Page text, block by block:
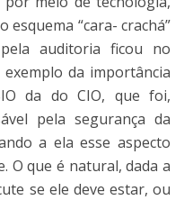
“cara- crachá”
auditoria ficou no
da importância
da do CIO, que foi,
pela segurança da
a ela esse aspecto
O que é natural, dada a
se ele deve estar, ou